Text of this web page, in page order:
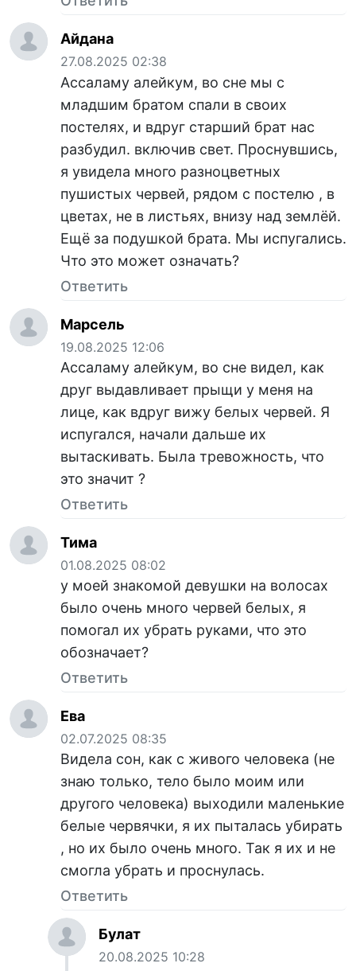
Айдана
27.08.2025 02:38
Ассаламу алейкум, во сне мы с
младшим братом спали в своих
постелях, и вдруг старший брат нас
разбудил. включив свет. Проснувшись,
я увидела много разноцветных
пушистых червей, рядом с постелю , в
цветах, не в листьях, внизу над землёй.
Ещё за подушкой брата. Мы испугались.
Что это может означать?
Ответить
Марсель
19.08.2025 12:06
Ассаламу алейкум, во сне видел, как
друг выдавливает прыщи у меня на
лице, как вдруг вижу белых червей. Я
испугался, начали дальше их
вытаскивать. Была тревожность, что
это значит ?
Ответить
Тима
01.08.2025 08:02
у моей знакомой девушки на волосах
было очень много червей белых, я
помогал их убрать руками, что это
обозначает?
Ответить
Ева
02.07.2025 08:35
Видела сон, как с живого человека (не
знаю только, тело было моим или
другого человека) выходили маленькие
белые червячки, я их пыталась убирать
, но их было очень много. Так я их и не
смогла убрать и проснулась.
Ответить
Булат
20.08.2025 10:28